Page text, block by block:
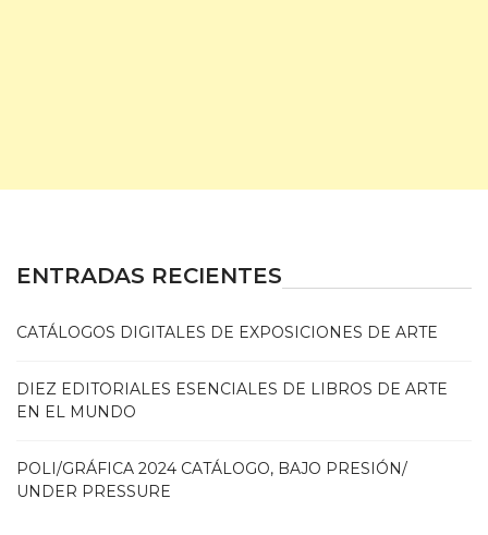
ENTRADAS RECIENTES
CATÁLOGOS DIGITALES DE EXPOSICIONES DE ARTE
DIEZ EDITORIALES ESENCIALES DE LIBROS DE ARTE
EN EL MUNDO
POLI/GRÁFICA 2024 CATÁLOGO, BAJO PRESIÓN/
UNDER PRESSURE